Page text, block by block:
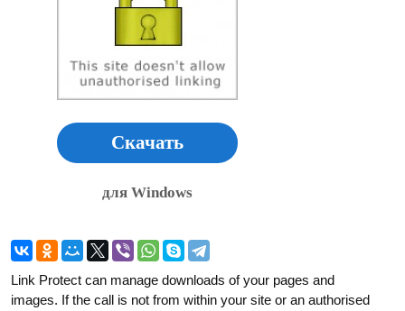
Скачать
для Windows
Link Protect can manage downloads of your pages and
images. If the call is not from within your site or an authorised